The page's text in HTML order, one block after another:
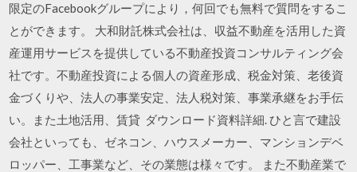
限定のFacebookグループにより，何回でも無料で質問をするこ
とができます。 大和財託株式会社は、収益不動産を活用した資
産運用サービスを提供している不動産投資コンサルティング会
社です。不動産投資による個人の資産形成、税金対策、老後資
金づくりや、法人の事業安定、法人税対策、事業承継をお手伝
い。また土地活用、賃貸 ダウンロード資料詳細. ひと言で建設
会社といっても、ゼネコン、ハウスメーカー、マンションデベ
ロッパー、工事業など、その業態は様々です。 また不動産業で